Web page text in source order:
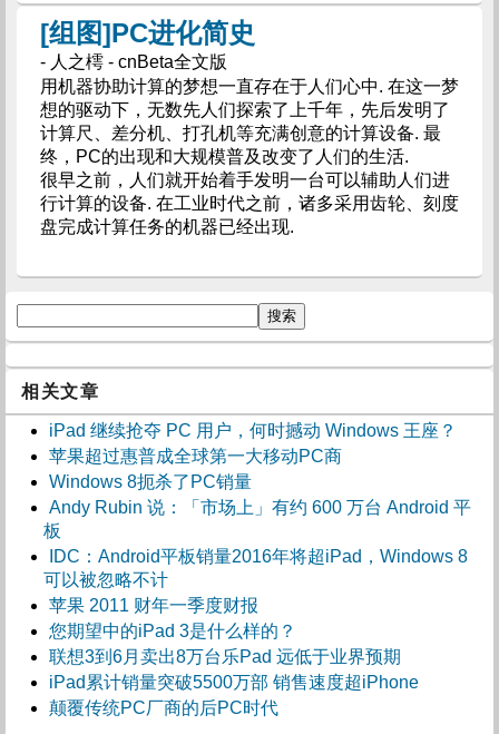
[组图]PC进化简史
- 人之樗 - cnBeta全文版
用机器协助计算的梦想一直存在于人们心中. 在这一梦
想的驱动下，无数先人们探索了上千年，先后发明了
计算尺、差分机、打孔机等充满创意的计算设备. 最
终，PC的出现和大规模普及改变了人们的生活.
很早之前，人们就开始着手发明一台可以辅助人们进
行计算的设备. 在工业时代之前，诸多采用齿轮、刻度
盘完成计算任务的机器已经出现.
相关文章
iPad 继续抢夺 PC 用户，何时撼动 Windows 王座？
苹果超过惠普成全球第一大移动PC商
Windows 8扼杀了PC销量
Andy Rubin 说：「市场上」有约 600 万台 Android 平
板
IDC：Android平板销量2016年将超iPad，Windows 8
可以被忽略不计
苹果 2011 财年一季度财报
您期望中的iPad 3是什么样的？
联想3到6月卖出8万台乐Pad 远低于业界预期
iPad累计销量突破5500万部 销售速度超iPhone
颠覆传统PC厂商的后PC时代